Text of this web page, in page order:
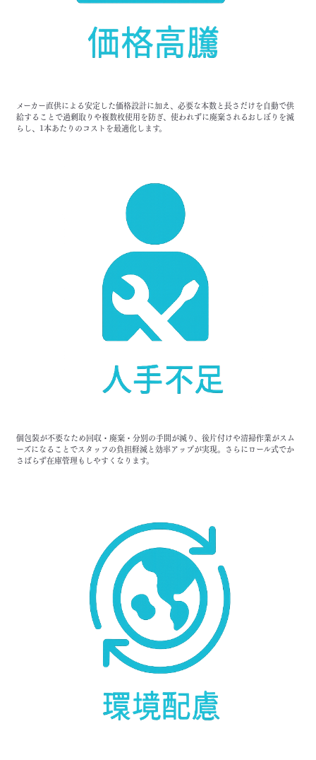
メーカー直供による安定した価格設計に加え、必要な本数と長さだけを自動で供
給することで過剰取りや複数枚使用を防ぎ、使われずに廃棄されるおしぼりを減
らし、1本あたりのコストを最適化します。
個包装が不要なため回収・廃棄・分別の手間が減り、後片付けや清掃作業がスム
ーズになることでスタッフの負担軽減と効率アップが実現。さらにロール式でか
さばらず在庫管理もしやすくなります。